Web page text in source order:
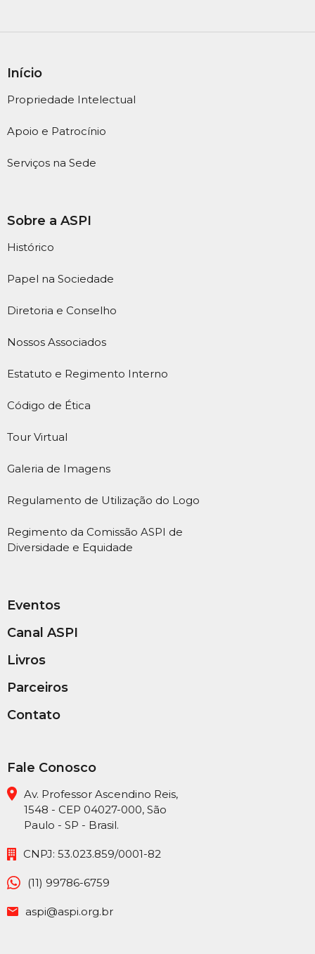
Início
Propriedade Intelectual
Apoio e Patrocínio
Serviços na Sede
Sobre a ASPI
Histórico
Papel na Sociedade
Diretoria e Conselho
Nossos Associados
Estatuto e Regimento Interno
Código de Ética
Tour Virtual
Galeria de Imagens
Regulamento de Utilização do Logo
Regimento da Comissão ASPI de
Diversidade e Equidade
Eventos
Canal ASPI
Livros
Parceiros
Contato
Fale Conosco
Av. Professor Ascendino Reis,
1548 - CEP 04027-000, São
Paulo - SP - Brasil.
CNPJ: 53.023.859/0001-82
(11) 99786-6759
aspi@aspi.org.br